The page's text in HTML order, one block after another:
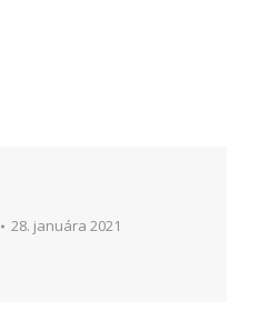
28. januára 2021